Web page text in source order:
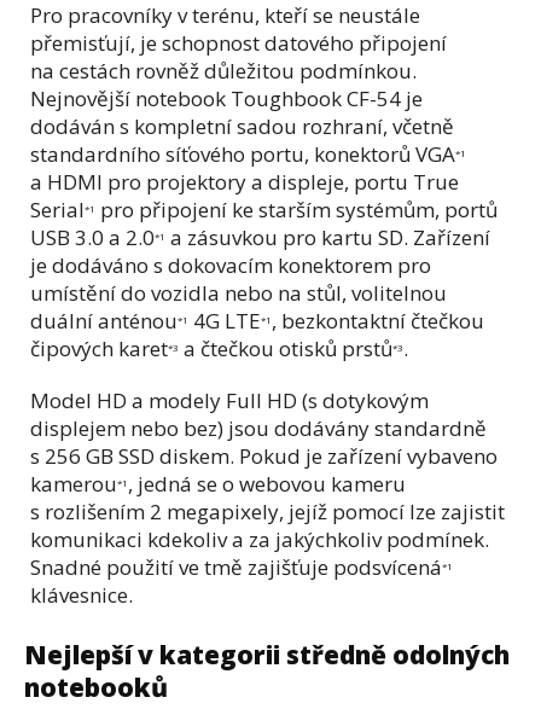
Pro pracovníky v terénu, kteří se neustále
přemisťují, je schopnost datového připojení
na cestách rovněž důležitou podmínkou.
Nejnovější notebook Toughbook CF-54 je
dodáván s kompletní sadou rozhraní, včetně
standardního síťového portu, konektorů VGA*1
a HDMI pro projektory a displeje, portu True
Serial*1
pro připojení ke starším systémům, portů
USB 3.0 a 2.0*1 a zásuvkou pro kartu SD. Zařízení
je dodáváno s dokovacím konektorem pro
umístění do vozidla nebo na stůl, volitelnou
duální anténou*1 4G LTE*1 , bezkontaktní čtečkou
čipových karet*3 a čtečkou otisků prstů*3.
Model HD a modely Full HD (s dotykovým
displejem nebo bez) jsou dodávány standardně
s 256 GB SSD diskem. Pokud je zařízení vybaveno
kamerou*1 , jedná se o webovou kameru
s rozlišením 2 megapixely, jejíž pomocí lze zajistit
komunikaci kdekoliv a za jakýchkoliv podmínek.
Snadné použití ve tmě zajišťuje podsvícená*1
klávesnice.
Nejlepší v kategorii středně odolných
notebooků